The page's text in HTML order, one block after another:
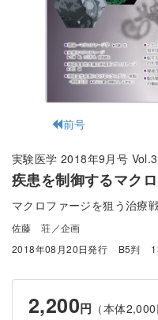
前号
実験医学 2018年9月号
疾患を制御するマク
マクロファージを狙う治療
佐藤 荘／企画
2018年08月20日発行
B5判
2,200円 （本体2,000